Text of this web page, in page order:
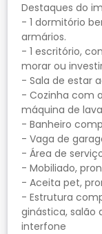
Destaques do
- 1 dormitório
armários.
- 1 escritório,
morar ou
- Sala de estar
- Cozinha com
máquina de
- Banheiro
- Vaga de
- Área de
- Mobiliado,
- Aceita pet,
- Estrutura
ginástica, salão
interfone